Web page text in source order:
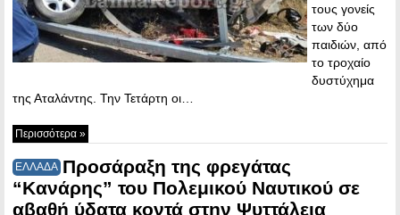
τους γονείς
των δύο
παιδιών, από
το τροχαίο
δυστύχημα
της Αταλάντης. Την Τετάρτη οι…
Περισσότερα »
ΕΛΛΑΔΑ Προσάραξη της φρεγάτας
“Κανάρης” του Πολεμικού Ναυτικού σε
αβαθή ύδατα κοντά στην Ψυττάλεια